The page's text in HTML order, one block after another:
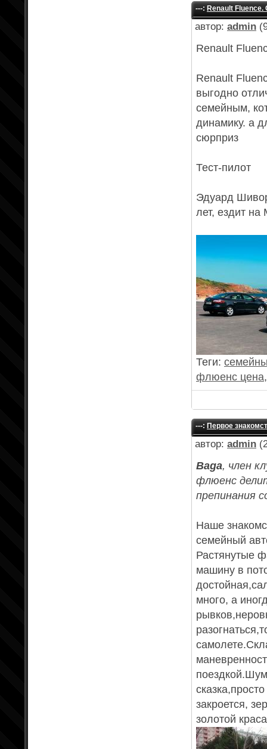
---: Renault
автор: admin
Renault
Renault
выгодно
семейным,
динамику. а
сюрприз
Тест-пилот
Эдуард
лет, ездит на
Теги:
флюенс цена
---: Первое
автор: admin
Baga, член
флюенс
препинания
Наше
семейный
Растянутые
машину в
много, а
закроется,
золотой